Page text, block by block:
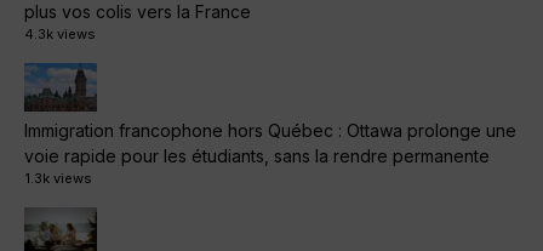
plus vos colis vers la France
4.3k views
Immigration francophone hors Québec : Ottawa prolonge une
voie rapide pour les étudiants, sans la rendre permanente
1.3k views